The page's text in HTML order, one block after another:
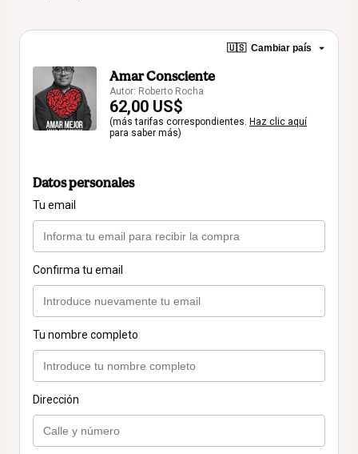
🇺🇸 Cambiar país
Amar Consciente
Autor: Roberto Rocha
62,00 US$
(más tarifas correspondientes. Haz clic aquí
para saber más)
Datos personales
Tu email
Confirma tu email
Tu nombre completo
Dirección